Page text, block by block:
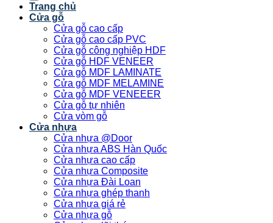
Trang chủ
Cửa gỗ
Cửa gỗ cao cấp
Cửa gỗ cao cấp PVC
Cửa gỗ công nghiệp HDF
Cửa gỗ HDF VENEER
Cửa gỗ MDF LAMINATE
Cửa gỗ MDF MELAMINE
Cửa gỗ MDF VENEEER
Cửa gỗ tự nhiên
Cửa vòm gỗ
Cửa nhựa
Cửa nhựa @Door
Cửa nhựa ABS Hàn Quốc
Cửa nhựa cao cấp
Cửa nhựa Composite
Cửa nhựa Đài Loan
Cửa nhựa ghép thanh
Cửa nhựa giá rẻ
Cửa nhựa gỗ